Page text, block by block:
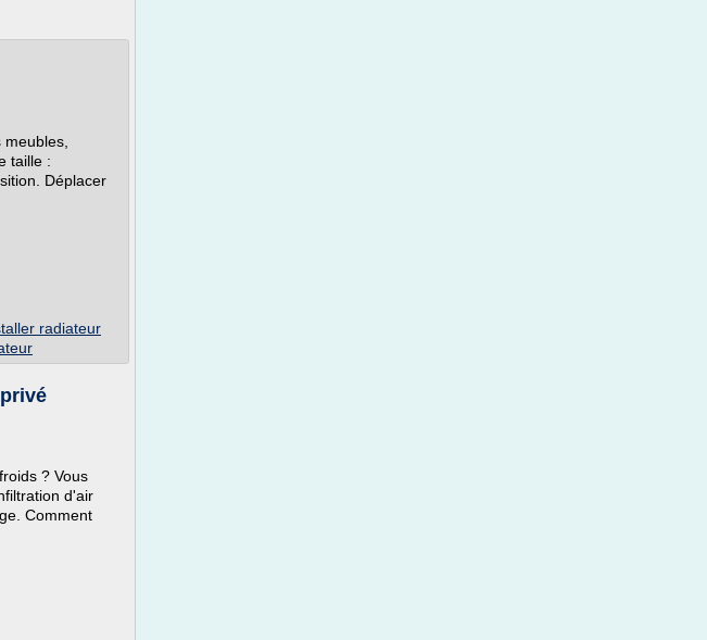
taille :
Déplacer
radiateur
? Vous
d'air
Comment